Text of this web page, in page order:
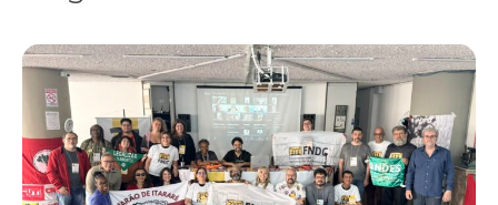
FNDC aprova plataforma de 20 pontos para as eleições 2026